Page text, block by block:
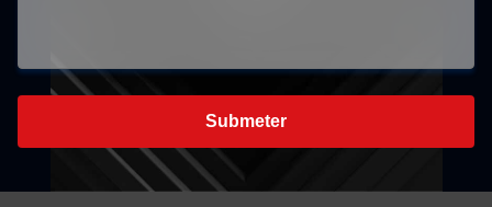
Submeter